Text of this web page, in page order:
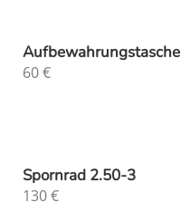
Aufbewahrungstasche
60€
Spornrad 2.50-3
130€